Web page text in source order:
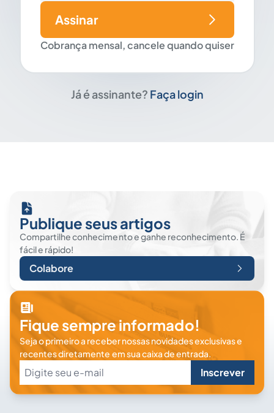
Cobrança mensal, cancele quando quiser
Assinar
Já é assinante? Faça login
Publique seus artigos
Compartilhe conhecimento e ganhe reconhecimento. É
fácil e rápido!
Colabore
Fique sempre informado!
Seja o primeiro a receber nossas novidades exclusivas e
recentes diretamente em sua caixa de entrada.
Inscrever